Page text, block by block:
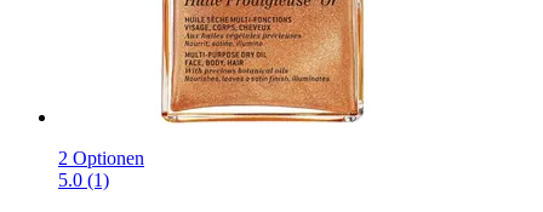
2 Optionen
5.0 (1)